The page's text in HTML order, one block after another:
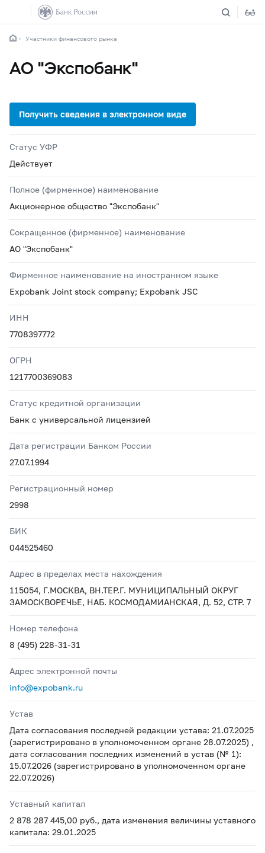
Участники финансового рынка
АО "Экспобанк"
Статус УФР
Действует
Полное (фирменное) наименование
Акционерное общество "Экспобанк"
Сокращенное (фирменное) наименование
АО "Экспобанк"
Фирменное наименование на иностранном языке
Expobank Joint stock company; Expobank JSC
ИНН
7708397772
ОГРН
1217700369083
Статус кредитной организации
Банк с универсальной лицензией
Дата регистрации Банком России
27.07.1994
Регистрационный номер
2998
БИК
044525460
Адрес в пределах места нахождения
115054, Г.МОСКВА, ВН.ТЕР.Г. МУНИЦИПАЛЬНЫЙ ОКРУГ
ЗАМОСКВОРЕЧЬЕ, НАБ. КОСМОДАМИАНСКАЯ, Д. 52, СТР. 7
Номер телефона
8 (495) 228-31-31
Адрес электронной почты
info@expobank.ru
Устав
Дата согласования последней редакции устава: 21.07.2025
(зарегистрировано в уполномоченном органе 28.07.2025) ,
дата согласования последних изменений в устав (№ 1):
15.07.2026 (зарегистрировано в уполномоченном органе
22.07.2026)
Уставный капитал
2 878 287 445,00 руб., дата изменения величины уставного
капитала: 29.01.2025